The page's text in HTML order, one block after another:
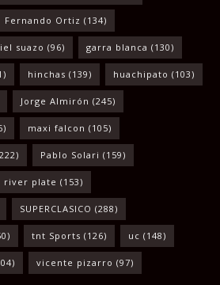
Fernando Ortiz (134)
suazo (96) garra blanca (130)
hinchas (139) huachipato (103)
Jorge Almirón (245)
maxi falcon (105)
Pablo Solari (159)
river plate (153)
SUPERCLASICO (288)
tnt Sports (126) uc (148)
vicente pizarro (97)